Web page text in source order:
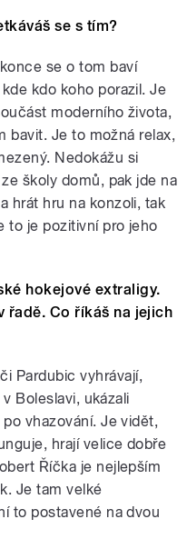
se s tím?
se o tom baví
kdo koho porazil. Je
moderního života,
bavit. Je to možná relax,
Nedokážu si
školy domů, pak jde na
hrát hru na konzoli, tak
to je pozitivní pro jeho
hokejové extraligy.
řadě. Co říkáš na jejich
Pardubic vyhrávají,
Boleslavi, ukázali
vhazování. Je vidět,
hrají velice dobře
Říčka je nejlepším
Je tam velké
to postavené na dvou